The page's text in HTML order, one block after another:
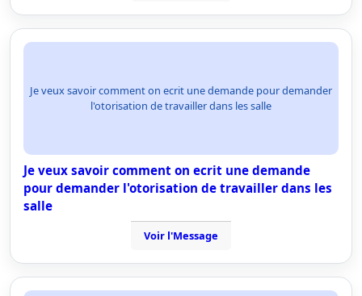
Je veux savoir comment on ecrit une demande pour demander
l'otorisation de travailler dans les salle
Je veux savoir comment on ecrit une demande
pour demander l'otorisation de travailler dans les
salle
Voir l'Message